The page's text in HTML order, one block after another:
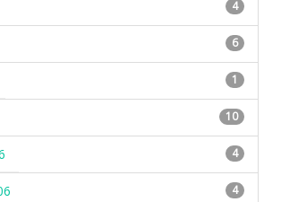
4
6
1
10
4
4